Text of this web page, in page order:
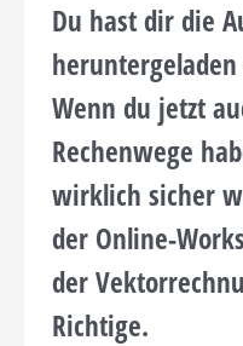
Du hast dir die
Wenn du jetzt
Rechenwege
wirklich sicher
der Online-
der
Richtige.